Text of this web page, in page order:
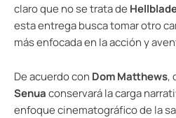
claro que no se trata de
esta entrega busca tomar otro
más enfocada en la acción y
De acuerdo con Dom Matthews,
Senuaconservará la carga
enfoque cinematográfico de la